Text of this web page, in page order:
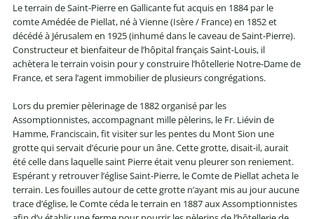
Le terrain de Saint-Pierre en Gallicante fut acquis en 1884 par le
comte Amédée de Piellat, né à Vienne (Isère / France) en 1852 et
décédé à Jérusalem en 1925 (inhumé dans le caveau de Saint-Pierre).
Constructeur et bienfaiteur de l’hôpital français Saint-Louis, il
achètera le terrain voisin pour y construire l’hôtellerie Notre-Dame de
France, et sera l’agent immobilier de plusieurs congrégations.
Lors du premier pèlerinage de 1882 organisé par les
Assomptionnistes, accompagnant mille pèlerins, le Fr. Liévin de
Hamme, Franciscain, fit visiter sur les pentes du Mont Sion une
grotte qui servait d’écurie pour un âne. Cette grotte, disait-il, aurait
été celle dans laquelle saint Pierre était venu pleurer son reniement.
Espérant y retrouver l’église Saint-Pierre, le Comte de Piellat acheta le
terrain. Les fouilles autour de cette grotte n’ayant mis au jour aucune
trace d’église, le Comte céda le terrain en 1887 aux Assomptionnistes